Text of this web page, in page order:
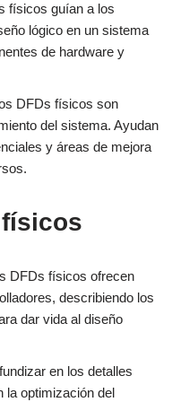
físicos guían a los
lógico en un sistema
de hardware y
DFDs físicos son
del sistema. Ayudan
y áreas de mejora
DFDs físicos ofrecen
describiendo los
dar vida al diseño
en los detalles
la optimización del